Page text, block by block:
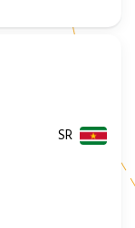
SR